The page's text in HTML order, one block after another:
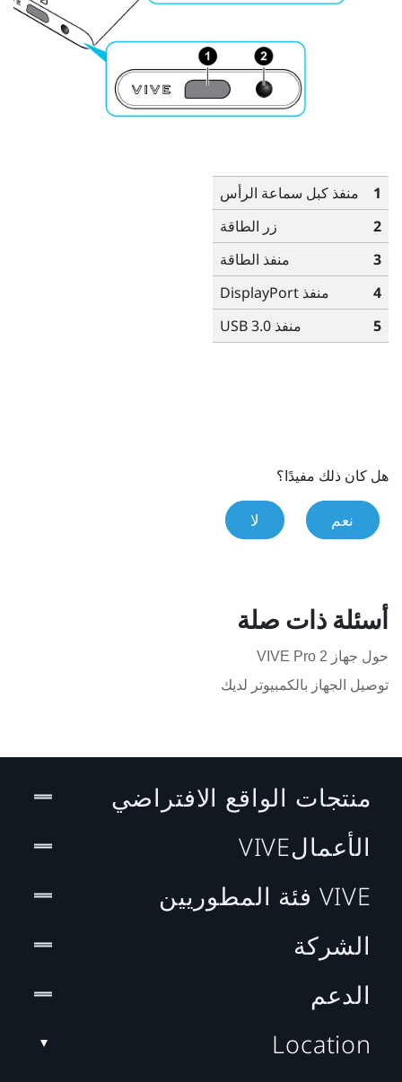
1
منفذ كبل سماعة الرأس
2
زر الطاقة
3
منفذ الطاقة
4
منفذ DisplayPort
5
منفذ USB 3.0
هل كان ذلك مفيدًا؟
نعم لا
أسئلة ذات صلة
حول جهاز VIVE Pro 2
توصيل الجهاز بالكمبيوتر لديك
منتجات الواقع الافتراضي
الأعمالVIVE
VIVE فئة المطوريين
الشركة
الدعم
Location